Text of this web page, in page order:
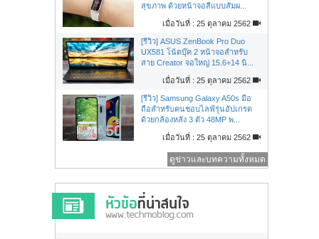
สุขภาพ ด้วยหน้าจอสีแบบสัมผ...
เมื่อวันที่ : 25 ตุลาคม 2562
[รีวิว] ASUS ZenBook Pro Duo
UX581 โน้ตบุ๊ค 2 หน้าจอสำหรับ
สาย Creator จอใหญ่ 15.6+14 นิ...
เมื่อวันที่ : 25 ตุลาคม 2562
[รีวิว] Samsung Galaxy A50s มือ
ถือสำหรับคนชอบไลฟ์รุ่นอัปเกรด
ด้วยกล้องหลัง 3 ตัว 48MP พ...
เมื่อวันที่ : 25 ตุลาคม 2562
ดูข่าวและบทความทั้งหมด